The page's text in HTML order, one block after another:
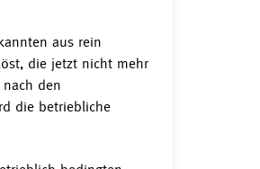
aus rein
die jetzt nicht mehr
den
die betriebliche